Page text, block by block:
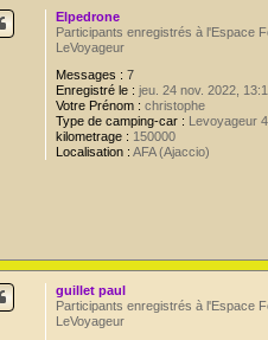
Elpedrone
Participants enregistrés à l'Espace
LeVoyageur
Messages : 7
Enregistré le : jeu. 24 nov. 2022,
Votre Prénom : christophe
Type de camping-car : Levoyageur
kilometrage : 150000
Localisation : AFA (Ajaccio)
guillet paul
Participants enregistrés à l'Espace
LeVoyageur